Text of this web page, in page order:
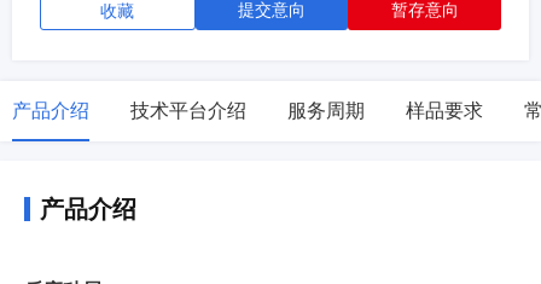
收藏 提交意向 暂存意向
产品介绍 技术平台介绍 服务周期 样品要求
产品介绍